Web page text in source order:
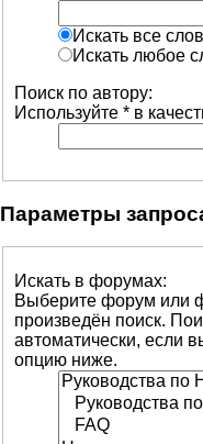
Искать все
Искать любое
Поиск по автору:
Используйте * в
Параметры
Искать в форумах:
Выберите форум или
произведён поиск.
автоматически, если
опцию ниже.